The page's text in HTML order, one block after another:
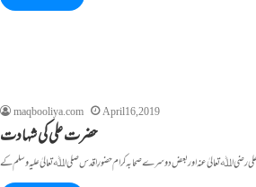
maqbooliya.com April 16, 2019
حضرت علی کی شہادت